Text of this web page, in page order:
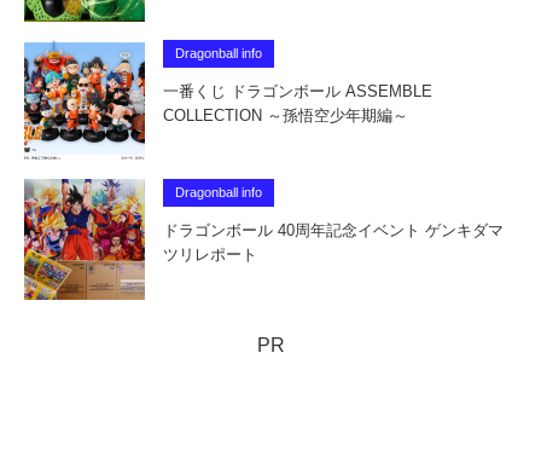
Dragonball info
一番くじ ドラゴンボール ASSEMBLE
COLLECTION ～孫悟空少年期編～
Dragonball info
ドラゴンボール 40周年記念イベント ゲンキダマ
ツリレポート
PR